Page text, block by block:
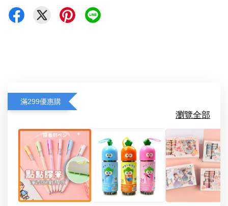
滿299優惠購
瀏覽全部